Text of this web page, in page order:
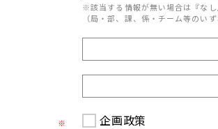
※該当する情報が無い場合は『なし
（局・部、課、係・チーム等のい
※
企画政策